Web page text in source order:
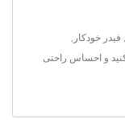
فیدر خودکار
و احساس راحتی